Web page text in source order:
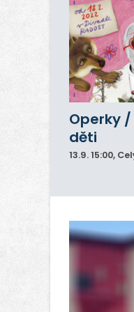
Operky
děti
13.9.15:00,